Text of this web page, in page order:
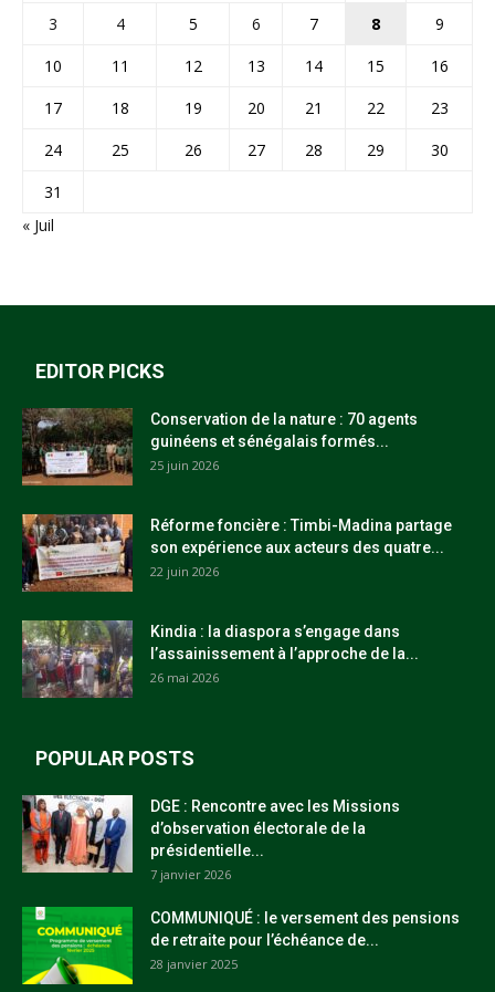
3
4 5 6 7 8
9
10
11 12 13 14 15
16
17
18 19 20 21 22
23
24
25 26 27 28 29
30
31
« Juil
EDITOR PICKS
Conservation de la nature : 70 agents
guinéens et sénégalais formés...
25 juin 2026
Réforme foncière : Timbi-Madina partage
son expérience aux acteurs des quatre...
22 juin 2026
Kindia : la diaspora s’engage dans
l’assainissement à l’approche de la...
26 mai 2026
POPULAR POSTS
DGE : Rencontre avec les Missions
d’observation électorale de la
présidentielle...
7 janvier 2026
COMMUNIQUÉ : le versement des pensions
de retraite pour l’échéance de...
28 janvier 2025